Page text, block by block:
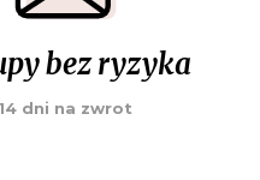
bez ryzyka
14 dni na zwrot